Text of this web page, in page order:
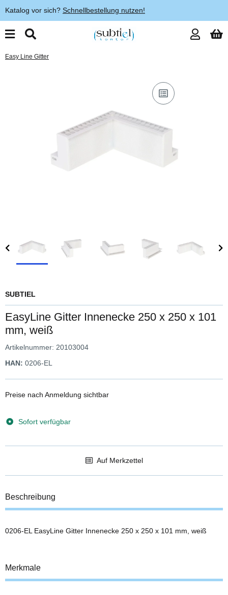
Katalog vor sich? Schnellbestellung nutzen!
Easy Line Gitter
SUBTIEL
EasyLine Gitter Innenecke 250 x 250 x 101
mm, weiß
Artikelnummer: 20103004
HAN: 0206-EL
Preise nach Anmeldung sichtbar
Sofort verfügbar
Auf Merkzettel
Beschreibung
0206-EL EasyLine Gitter Innenecke 250 x 250 x 101 mm, weiß
Merkmale